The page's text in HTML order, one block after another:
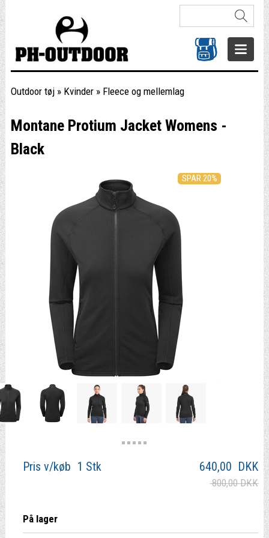
Outdoor tøj» Kvinder» Fleece og mellemlag
Montane Protium Jacket Womens -
Black
SPAR 20%
Pris v/køb 1 Stk 640,00 DKK
800,00 DKK
På lager